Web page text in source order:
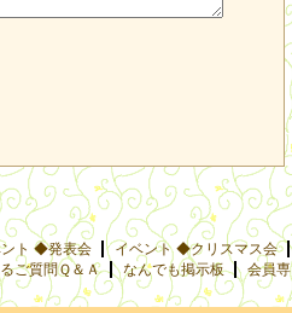
ント ◆発表会
イベント ◆クリスマス会
ご質問Ｑ＆Ａ なんでも掲示板
会員専